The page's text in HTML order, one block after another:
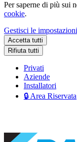
Per saperne di più sui
cookie.
Gestisci le
Accetta tutti
Rifiuta tutti
Privati
Aziende
Installatori
🔒 Area Riservata